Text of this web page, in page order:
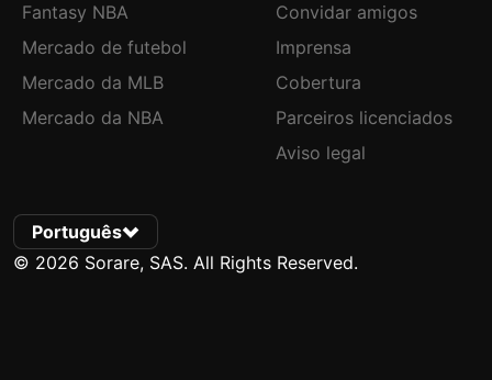
Fantasy NBA
Mercado de futebol
Mercado da MLB
Mercado da NBA
Convidar amigos
Imprensa
Cobertura
Parceiros licenciados
Aviso legal
Português
© 2026 Sorare, SAS. All Rights Reserved.